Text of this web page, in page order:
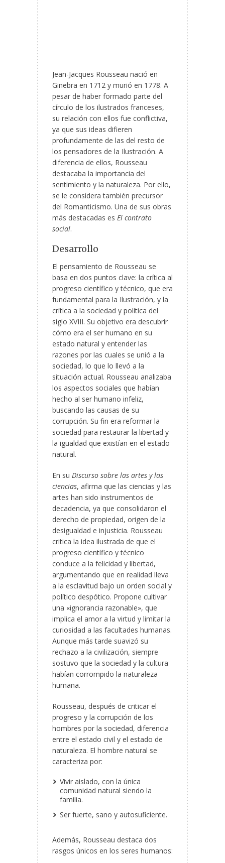
Jean-Jacques Rousseau nació en
Ginebra en 1712 y murió en 1778. A
pesar de haber formado parte del
círculo de los ilustrados franceses,
su relación con ellos fue conflictiva,
ya que sus ideas difieren
profundamente de las del resto de
los pensadores de la Ilustración. A
diferencia de ellos, Rousseau
destacaba la importancia del
sentimiento y la naturaleza. Por ello,
se le considera también precursor
del Romanticismo. Una de sus obras
más destacadas es El contrato
social.
Desarrollo
El pensamiento de Rousseau se
basa en dos puntos clave: la crítica al
progreso científico y técnico, que era
fundamental para la Ilustración, y la
crítica a la sociedad y política del
siglo XVIII. Su objetivo era descubrir
cómo era el ser humano en su
estado natural y entender las
razones por las cuales se unió a la
sociedad, lo que lo llevó a la
situación actual. Rousseau analizaba
los aspectos sociales que habían
hecho al ser humano infeliz,
buscando las causas de su
corrupción. Su fin era reformar la
sociedad para restaurar la libertad y
la igualdad que existían en el estado
natural.
En su Discurso sobre las artes y las
ciencias, afirma que las ciencias y las
artes han sido instrumentos de
decadencia, ya que consolidaron el
derecho de propiedad, origen de la
desigualdad e injusticia. Rousseau
critica la idea ilustrada de que el
progreso científico y técnico
conduce a la felicidad y libertad,
argumentando que en realidad lleva
a la esclavitud bajo un orden social y
político despótico. Propone cultivar
una «ignorancia razonable», que
implica el amor a la virtud y limitar la
curiosidad a las facultades humanas.
Aunque más tarde suavizó su
rechazo a la civilización, siempre
sostuvo que la sociedad y la cultura
habían corrompido la naturaleza
humana.
Rousseau, después de criticar el
progreso y la corrupción de los
hombres por la sociedad, diferencia
entre el estado civil y el estado de
naturaleza. El hombre natural se
caracteriza por:
Vivir aislado, con la única
comunidad natural siendo la
familia.
Ser fuerte, sano y autosuficiente.
Además, Rousseau destaca dos
rasgos únicos en los seres humanos: